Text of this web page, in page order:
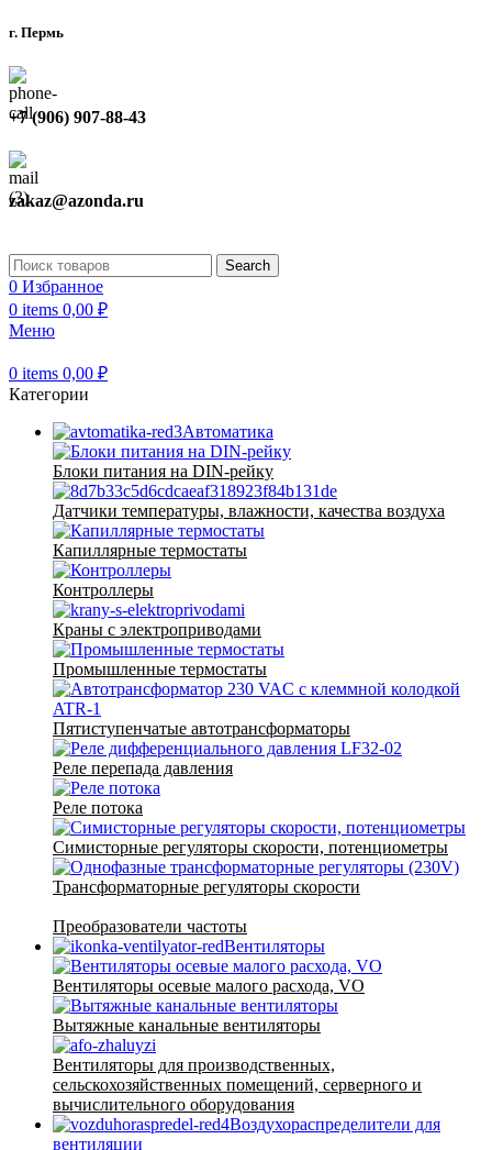
г. Пермь
+7 (906) 907-88-43
zakaz@azonda.ru
Search
0 Избранное
0 items 0,00 ₽
Меню
0 items 0,00 ₽
Категории
Автоматика
Блоки питания на DIN-рейку
Датчики температуры, влажности, качества воздуха
Капиллярные термостаты
Контроллеры
Краны с электроприводами
Промышленные термостаты
Пятиступенчатые автотрансформаторы
Реле перепада давления
Реле потока
Симисторные регуляторы скорости, потенциометры
Трансформаторные регуляторы скорости
Преобразователи частоты
Вентиляторы
Вентиляторы осевые малого расхода, VO
Вытяжные канальные вентиляторы
Вентиляторы для производственных,
сельскохозяйственных помещений, серверного и
вычислительного оборудования
Воздухораспределители для
вентиляции